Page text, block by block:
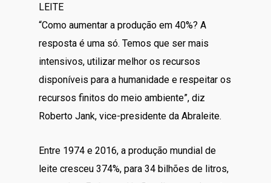
LEITE
“Como aumentar a produção em 40%? A
resposta é uma só. Temos que ser mais
intensivos, utilizar melhor os recursos
disponíveis para a humanidade e respeitar os
recursos finitos do meio ambiente”, diz
Roberto Jank, vice-presidente da Abraleite.
Entre 1974 e 2016, a produção mundial de
leite cresceu 374%, para 34 bilhões de litros,